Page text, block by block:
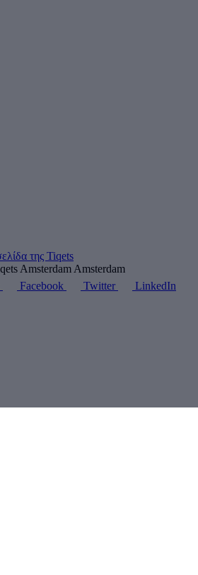
Amsterdam
Facebook Twitter LinkedIn